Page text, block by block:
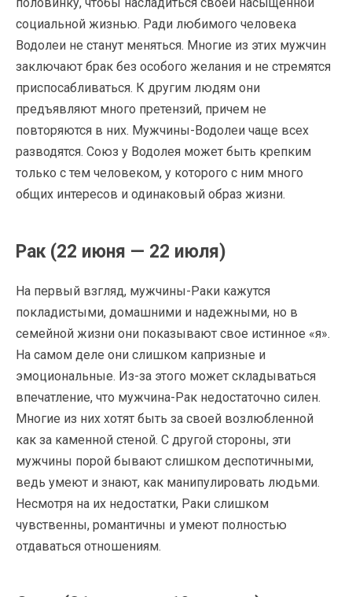
социальной жизнью. Ради любимого человека
Водолеи не станут меняться. Многие из этих мужчин
заключают брак без особого желания и не стремятся
приспосабливаться. К другим людям они
предъявляют много претензий, причем не
повторяются в них. Мужчины-Водолеи чаще всех
разводятся. Союз у Водолея может быть крепким
только с тем человеком, у которого с ним много
общих интересов и одинаковый образ жизни.
Рак (22 июня — 22 июля)
На первый взгляд, мужчины-Раки кажутся
покладистыми, домашними и надежными, но в
семейной жизни они показывают свое истинное «я».
На самом деле они слишком капризные и
эмоциональные. Из-за этого может складываться
впечатление, что мужчина-Рак недостаточно силен.
Многие из них хотят быть за своей возлюбленной
как за каменной стеной. С другой стороны, эти
мужчины порой бывают слишком деспотичными,
ведь умеют и знают, как манипулировать людьми.
Несмотря на их недостатки, Раки слишком
чувственны, романтичны и умеют полностью
отдаваться отношениям.